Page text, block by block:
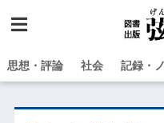
思想・評論 社会 記録・